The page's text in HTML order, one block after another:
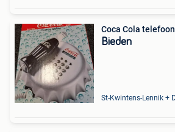
Coca Cola telefoon
Bieden